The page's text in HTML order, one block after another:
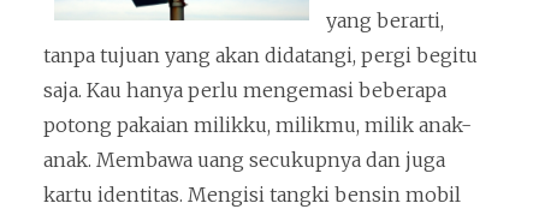
yang berarti,
tanpa tujuan yang akan didatangi, pergi begitu
saja. Kau hanya perlu mengemasi beberapa
potong pakaian milikku, milikmu, milik anak-
anak. Membawa uang secukupnya dan juga
kartu identitas. Mengisi tangki bensin mobil